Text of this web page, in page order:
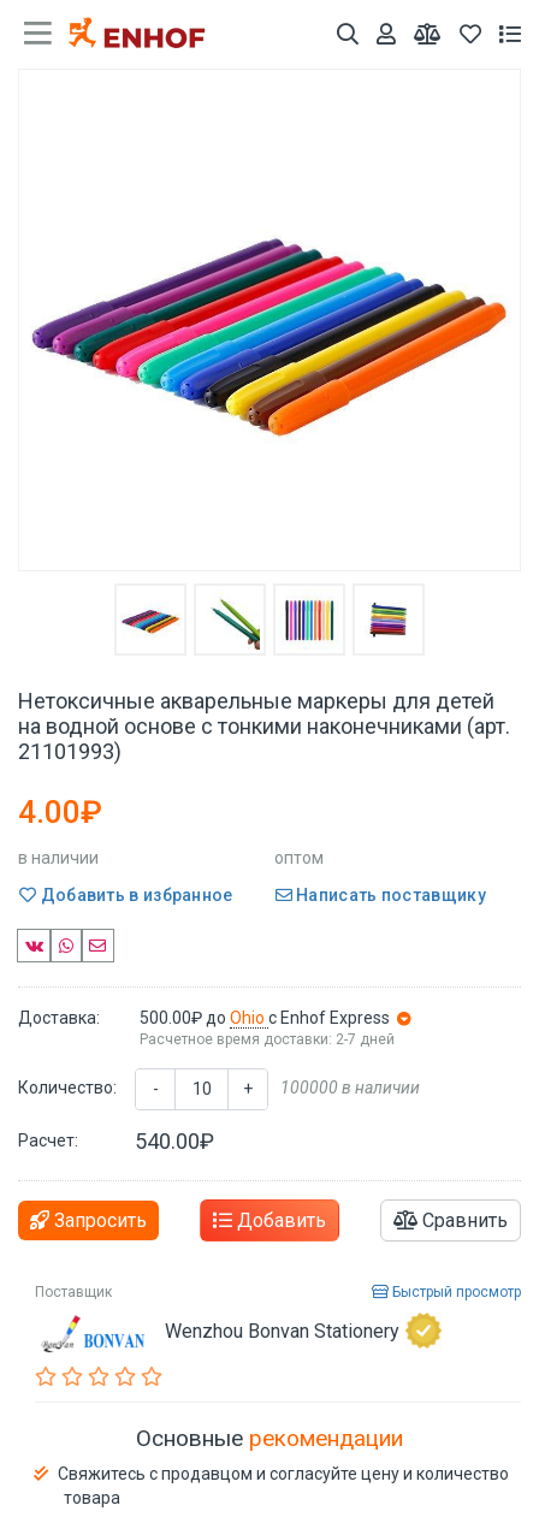
Нетоксичные акварельные маркеры для детей
на водной основе с тонкими наконечниками (арт.
21101993)
4.00₽
в наличии
оптом
Добавить в избранное
Написать поставщику
Доставка: 500.00₽ до Ohio с Enhof Express
Расчетное время доставки: 2-7 дней
Количество: - + 100000 в наличии
Расчет: 540.00₽
Запросить Добавить Сравнить
Поставщик Быстрый просмотр
Wenzhou Bonvan Stationery
Основные рекомендации
Свяжитесь с продавцом и согласуйте цену и количество
товара